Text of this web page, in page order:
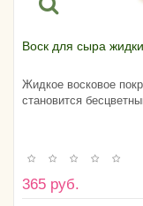
Воск для сыра
Жидкое восковое
становится
365 руб.